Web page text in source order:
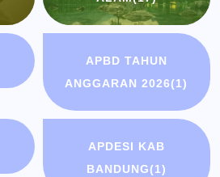
APBD TAHUN
ANGGARAN 2026(1)
APDESI KAB
BANDUNG(1)